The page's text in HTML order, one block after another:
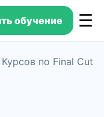
обучение ☰
по Final Cut